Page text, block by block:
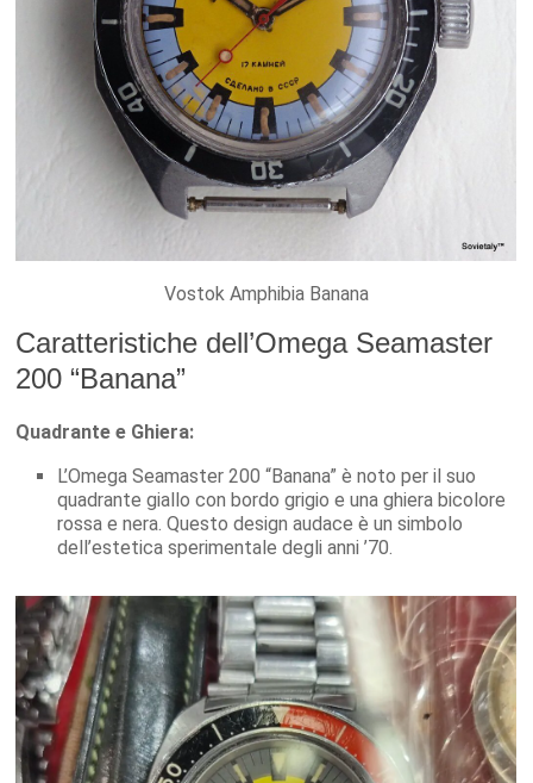
Vostok Amphibia Banana
Caratteristiche dell’Omega Seamaster
200 “Banana”
Quadrante e Ghiera:
L’Omega Seamaster 200 “Banana” è noto per il suo
quadrante giallo con bordo grigio e una ghiera bicolore
rossa e nera. Questo design audace è un simbolo
dell’estetica sperimentale degli anni ’70.